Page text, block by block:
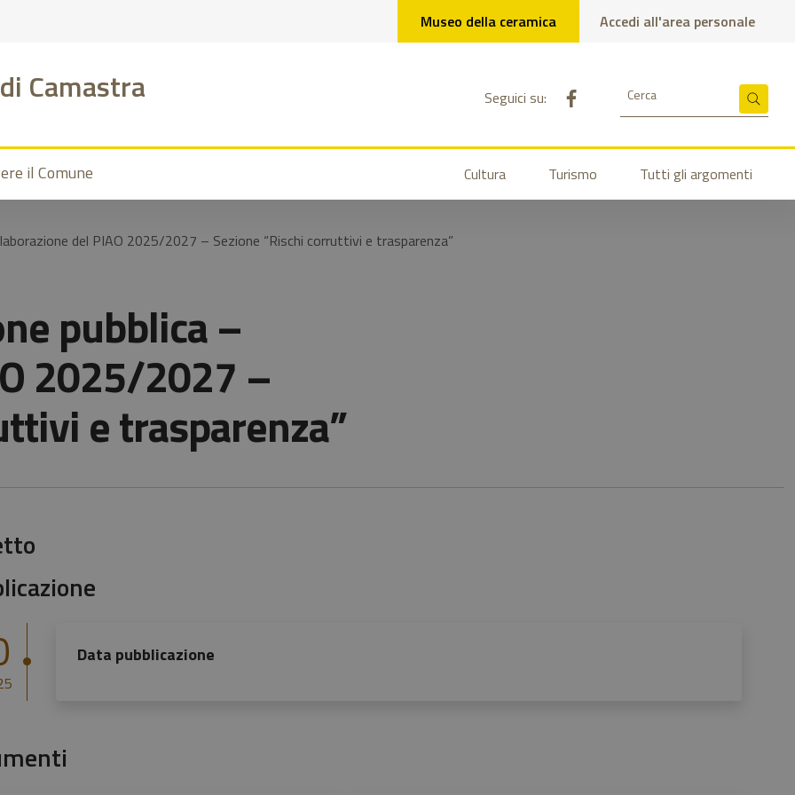
Museo della ceramica Accedi all'area personale
Camastra Seguici su: Pagina Facebook del comune
Cerca
Cerca
il Comune Cultura Turismo Tutti gli argomenti
del PIAO 2025/2027 – Sezione “Rischi corruttivi e trasparenza”
pubblica –
2025/2027 –
e trasparenza”
Data pubblicazione